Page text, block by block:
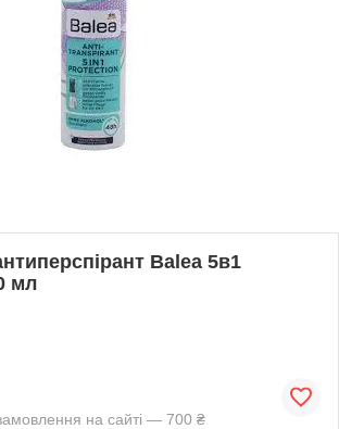
Balea 5в1
мл
на сайті — 700 ₴